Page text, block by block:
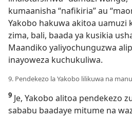
kumaanisha “nafikiria” au
Yakobo hakuwa akitoa uamuzi
zima, bali, baada ya kusikia
Maandiko yaliyochunguzwa
inayoweza kuchukuliwa.
9. Pendekezo la Yakobo lilikuwa na
9 Je, Yakobo alitoa pendekezo
sababu baadaye mitume na